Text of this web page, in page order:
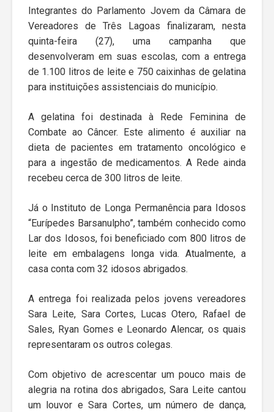
Integrantes do Parlamento Jovem da Câmara de
Vereadores de Três Lagoas finalizaram, nesta
quinta-feira (27), uma campanha que
desenvolveram em suas escolas, com a entrega
de 1.100 litros de leite e 750 caixinhas de gelatina
para instituições assistenciais do município.
A gelatina foi destinada à Rede Feminina de
Combate ao Câncer. Este alimento é auxiliar na
dieta de pacientes em tratamento oncológico e
para a ingestão de medicamentos. A Rede ainda
recebeu cerca de 300 litros de leite.
Já o Instituto de Longa Permanência para Idosos
“Eurípedes Barsanulpho”, também conhecido como
Lar dos Idosos, foi beneficiado com 800 litros de
leite em embalagens longa vida. Atualmente, a
casa conta com 32 idosos abrigados.
A entrega foi realizada pelos jovens vereadores
Sara Leite, Sara Cortes, Lucas Otero, Rafael de
Sales, Ryan Gomes e Leonardo Alencar, os quais
representaram os outros colegas.
Com objetivo de acrescentar um pouco mais de
alegria na rotina dos abrigados, Sara Leite cantou
um louvor e Sara Cortes, um número de dança,